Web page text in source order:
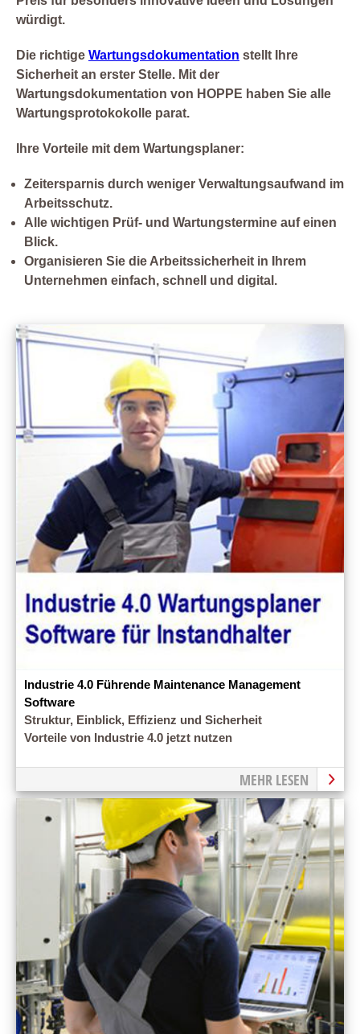
würdigt.
Die richtige Wartungsdokumentation stellt Ihre
Sicherheit an erster Stelle. Mit der
Wartungsdokumentation von HOPPE haben Sie alle
Wartungsprotokokolle parat.
Ihre Vorteile mit dem Wartungsplaner:
Zeitersparnis durch weniger Verwaltungsaufwand im
Arbeitsschutz.
Alle wichtigen Prüf- und Wartungstermine auf einen
Blick.
Organisieren Sie die Arbeitssicherheit in Ihrem
Unternehmen einfach, schnell und digital.
Industrie 4.0 Führende Maintenance Management
Software
Struktur, Einblick, Effizienz und Sicherheit
Vorteile von Industrie 4.0 jetzt nutzen
MEHR LESEN